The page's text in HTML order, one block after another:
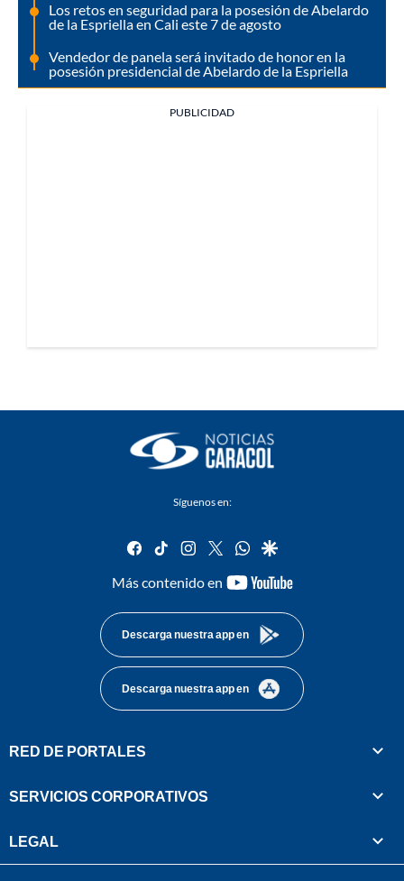
Los retos en seguridad para la posesión de Abelardo
de la Espriella en Cali este 7 de agosto
Vendedor de panela será invitado de honor en la
posesión presidencial de Abelardo de la Espriella
PUBLICIDAD
Síguenos en:
facebook
tiktok instagram
twitterwhatsapp
google
Más contenido en
youtube-
Descarga nuestra app en
Descarga nuestra app en
RED DE PORTALES
SERVICIOS CORPORATIVOS
LEGAL